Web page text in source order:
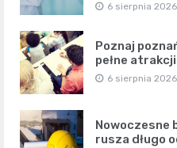
6 sierpnia 2026
Poznaj
pełne
6 sierpnia 2026
Nowoczesne
rusza długo